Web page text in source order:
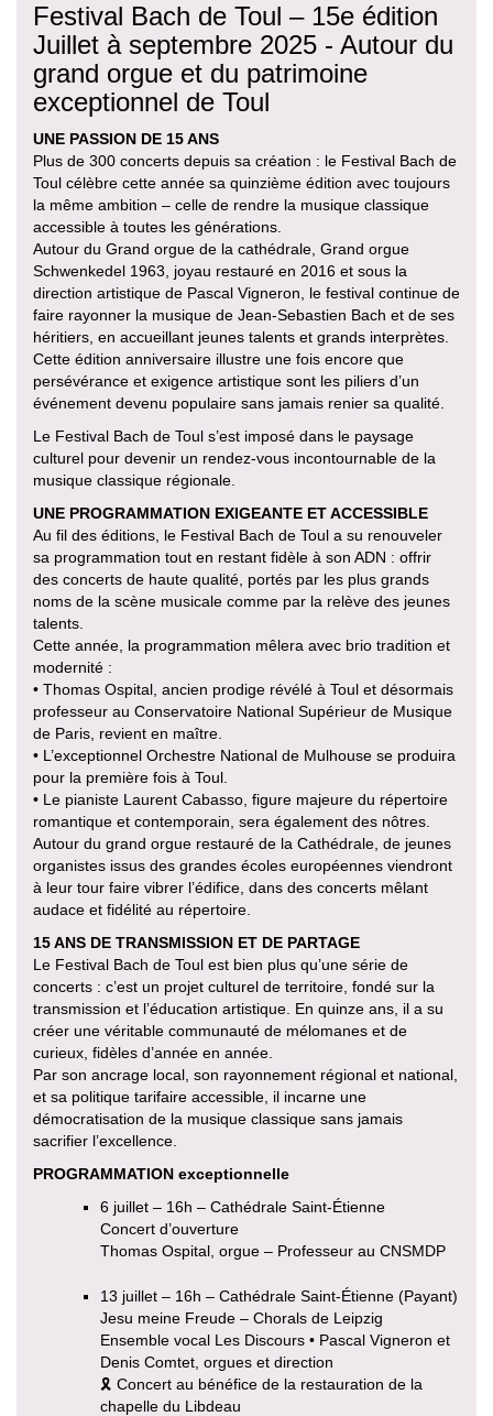
Festival Bach de Toul – 15e édition
Juillet à septembre 2025 - Autour du
grand orgue et du patrimoine
exceptionnel de Toul
UNE PASSION DE 15 ANS
Plus de 300 concerts depuis sa création : le Festival Bach de
Toul célèbre cette année sa quinzième édition avec toujours
la même ambition – celle de rendre la musique classique
accessible à toutes les générations.
Autour du Grand orgue de la cathédrale, Grand orgue
Schwenkedel 1963, joyau restauré en 2016 et sous la
direction artistique de Pascal Vigneron, le festival continue de
faire rayonner la musique de Jean-Sebastien Bach et de ses
héritiers, en accueillant jeunes talents et grands interprètes.
Cette édition anniversaire illustre une fois encore que
persévérance et exigence artistique sont les piliers d’un
événement devenu populaire sans jamais renier sa qualité.
Le Festival Bach de Toul s’est imposé dans le paysage
culturel pour devenir un rendez-vous incontournable de la
musique classique régionale.
UNE PROGRAMMATION EXIGEANTE ET ACCESSIBLE
Au fil des éditions, le Festival Bach de Toul a su renouveler
sa programmation tout en restant fidèle à son ADN : offrir
des concerts de haute qualité, portés par les plus grands
noms de la scène musicale comme par la relève des jeunes
talents.
Cette année, la programmation mêlera avec brio tradition et
modernité :
• Thomas Ospital, ancien prodige révélé à Toul et désormais
professeur au Conservatoire National Supérieur de Musique
de Paris, revient en maître.
• L’exceptionnel Orchestre National de Mulhouse se produira
pour la première fois à Toul.
• Le pianiste Laurent Cabasso, figure majeure du répertoire
romantique et contemporain, sera également des nôtres.
Autour du grand orgue restauré de la Cathédrale, de jeunes
organistes issus des grandes écoles européennes viendront
à leur tour faire vibrer l’édifice, dans des concerts mêlant
audace et fidélité au répertoire.
15 ANS DE TRANSMISSION ET DE PARTAGE
Le Festival Bach de Toul est bien plus qu’une série de
concerts : c’est un projet culturel de territoire, fondé sur la
transmission et l’éducation artistique. En quinze ans, il a su
créer une véritable communauté de mélomanes et de
curieux, fidèles d’année en année.
Par son ancrage local, son rayonnement régional et national,
et sa politique tarifaire accessible, il incarne une
démocratisation de la musique classique sans jamais
sacrifier l’excellence.
PROGRAMMATION exceptionnelle
6 juillet – 16h – Cathédrale Saint-Étienne
Concert d’ouverture
Thomas Ospital, orgue – Professeur au CNSMDP
13 juillet – 16h – Cathédrale Saint-Étienne (Payant)
Jesu meine Freude – Chorals de Leipzig
Ensemble vocal Les Discours • Pascal Vigneron et
Denis Comtet, orgues et direction
🎗 Concert au bénéfice de la restauration de la
chapelle du Libdeau